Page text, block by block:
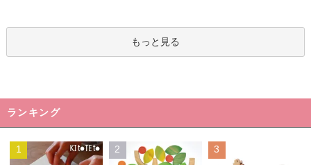
もっと見る
ランキング
1 2 3